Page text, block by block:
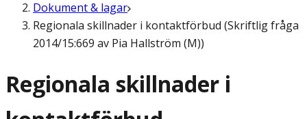
Dokument & lagar
Regionala skillnader i kontaktförbud (Skriftlig fråga
2014/15:669 av Pia Hallström (M))
Regionala skillnader i